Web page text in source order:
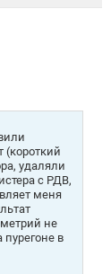
(короткий
удаляли
с РДВ,
меня
не
в